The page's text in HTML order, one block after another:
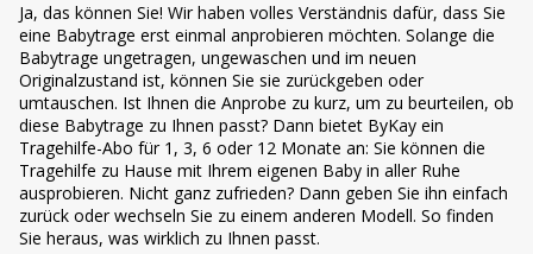
Ja, das können Sie! Wir haben volles Verständnis dafür, dass Sie
eine Babytrage erst einmal anprobieren möchten. Solange die
Babytrage ungetragen, ungewaschen und im neuen
Originalzustand ist, können Sie sie zurückgeben oder
umtauschen. Ist Ihnen die Anprobe zu kurz, um zu beurteilen, ob
diese Babytrage zu Ihnen passt? Dann bietet ByKay ein
Tragehilfe-Abo für 1, 3, 6 oder 12 Monate an: Sie können die
Tragehilfe zu Hause mit Ihrem eigenen Baby in aller Ruhe
ausprobieren. Nicht ganz zufrieden? Dann geben Sie ihn einfach
zurück oder wechseln Sie zu einem anderen Modell. So finden
Sie heraus, was wirklich zu Ihnen passt.